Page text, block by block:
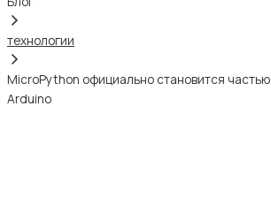
технологии
MicroPython официально становится
Arduino